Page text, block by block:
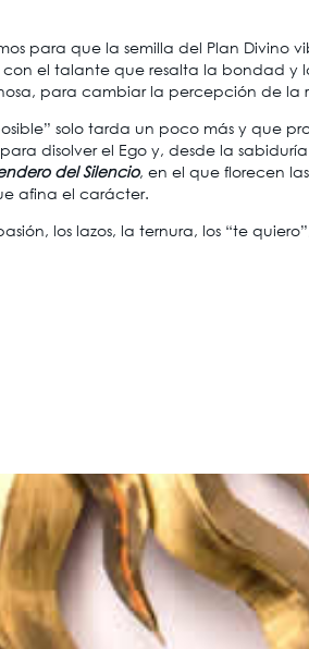
para que la semilla del Plan Divino
el talante que resalta la bondad y
para cambiar la percepción de
solo tarda un poco más y que
disolver el Ego y, desde la
del Silencio, en el que florecen
afina el carácter.
los lazos, la ternura, los “te